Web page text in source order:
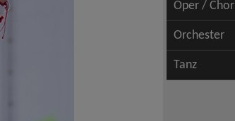
Oper / Chor
Orchester
Tanz